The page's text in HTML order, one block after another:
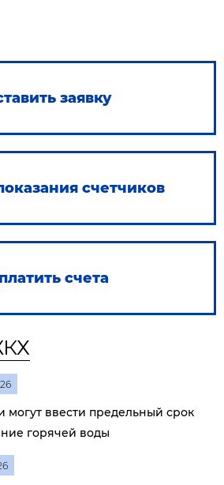
заявку
счетчиков
счета
могут ввести предельный срок
горячей воды